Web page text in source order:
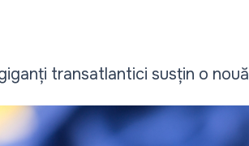
transatlantici susțin o